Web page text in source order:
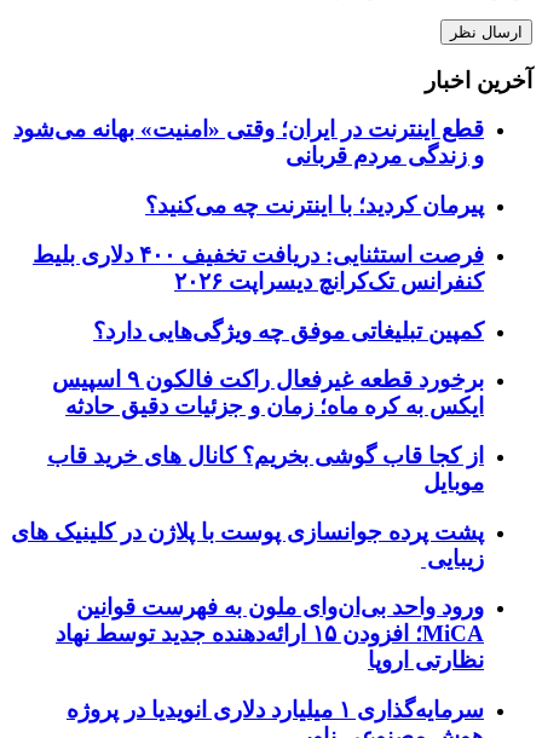
آخرین اخبار
قطع اینترنت در ایران؛ وقتی «امنیت» بهانه می‌شود
و زندگی مردم قربانی
پیرمان کردید؛ با اینترنت چه می‌کنید؟
فرصت استثنایی: دریافت تخفیف ۴۰۰ دلاری بلیط
کنفرانس تک‌کرانچ دیسراپت ۲۰۲۶
کمپین تبلیغاتی موفق چه ویژگی‌هایی دارد؟
برخورد قطعه غیرفعال راکت فالکون ۹ اسپیس
ایکس به کره ماه؛ زمان و جزئیات دقیق حادثه
از کجا قاب گوشی بخریم؟ کانال های خرید قاب
موبایل
پشت پرده جوانسازی پوست با پلاژن در کلینیک های
زیبایی
ورود واحد بی‌ان‌وای ملون به فهرست قوانین
MiCA؛ افزودن ۱۵ ارائه‌دهنده جدید توسط نهاد
نظارتی اروپا
سرمایه‌گذاری ۱ میلیارد دلاری انویدیا در پروژه